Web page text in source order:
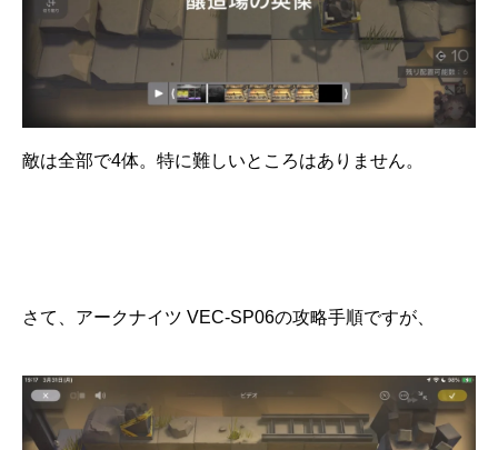
敵は全部で4体。特に難しいところはありません。
さて、アークナイツ VEC-SP06の攻略手順ですが、